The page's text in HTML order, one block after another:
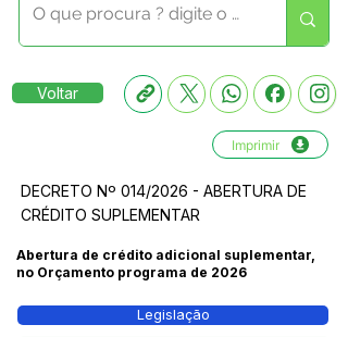
Voltar
Imprimir
DECRETO Nº 014/2026 - ABERTURA DE
CRÉDITO SUPLEMENTAR
Abertura de crédito adicional suplementar,
no Orçamento programa de 2026
Legislação